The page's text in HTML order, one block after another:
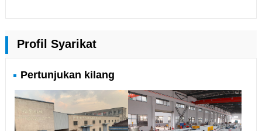
Profil Syarikat
Pertunjukan kilang